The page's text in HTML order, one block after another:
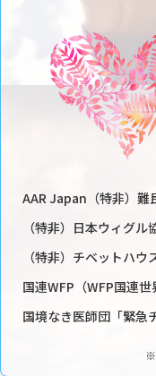
AAR Japan（特非）難
（特非）日本ウィグル
（特非）チベットハウ
国連WFP（WFP国連世
国境なき医師団「緊急
※